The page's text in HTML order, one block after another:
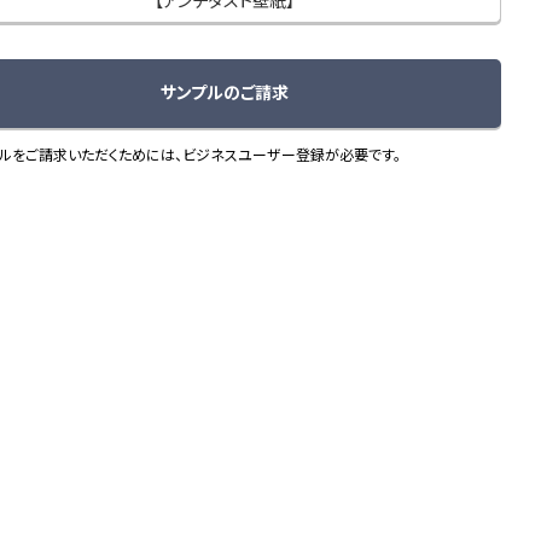
サンプルのご請求
をご請求いただくためには、ビジネスユーザー登録が必要です。